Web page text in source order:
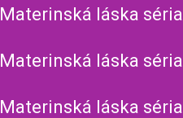
Materinská láska
Materinská láska
Materinská láska